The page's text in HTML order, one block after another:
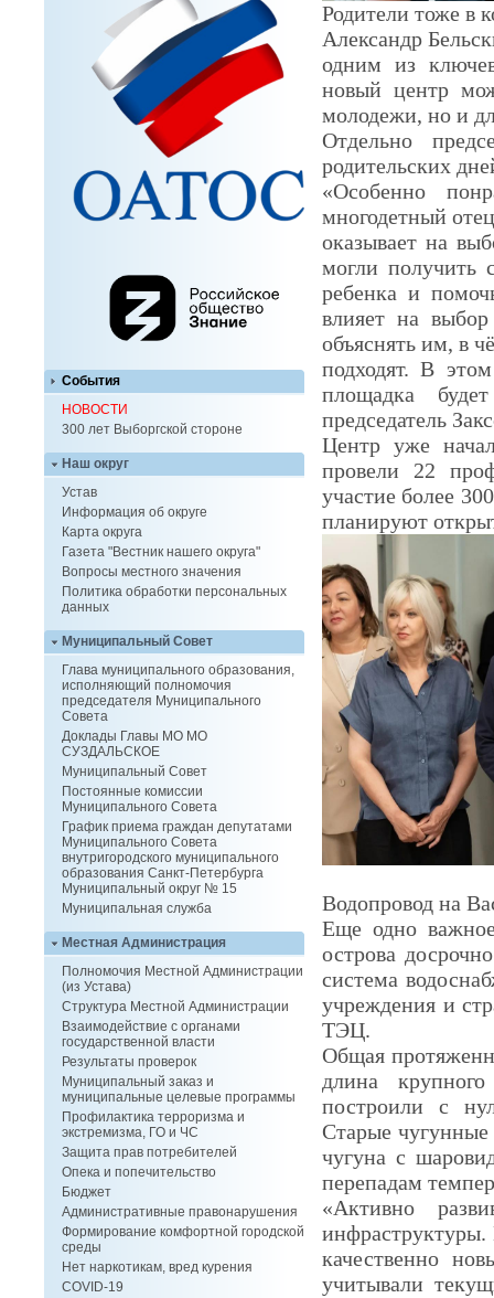
События
НОВОСТИ
300 лет Выборгской стороне
Наш округ
Устав
Информация об округе
Карта округа
Газета "Вестник нашего округа"
Вопросы местного значения
Политика обработки персональных
данных
Муниципальный Совет
Глава муниципального образования,
исполняющий полномочия
председателя Муниципального
Совета
Доклады Главы МО МО
СУЗДАЛЬСКОЕ
Муниципальный Совет
Постоянные комиссии
Муниципального Совета
График приема граждан депутатами
Муниципального Совета
внутригородского муниципального
образования Санкт-Петербурга
Муниципальный округ № 15
Муниципальная служба
Местная Администрация
Полномочия Местной Администрации
(из Устава)
Структура Местной Администрации
Взаимодействие с органами
государственной власти
Результаты проверок
Муниципальный заказ и
муниципальные целевые программы
Профилактика терроризма и
экстремизма, ГО и ЧС
Защита прав потребителей
Опека и попечительство
Бюджет
Административные правонарушения
Формирование комфортной городской
среды
Нет наркотикам, вред курения
COVID-19
Родители тоже в
Александр
одним из
новый центр
молодежи, но и
Отдельно
родительских
«Особенно
многодетный
оказывает на
могли получить
ребенка и
влияет на
объяснять им, в
подходят. В
площадка
председатель
Центр уже
провели 22
участие более
планируют
Водопровод на
Еще одно
острова
система
учреждения и
ТЭЦ.
Общая
длина
построили с
Старые
чугуна с
перепадам
«Активно
инфраструктуры.
качественно
учитывали